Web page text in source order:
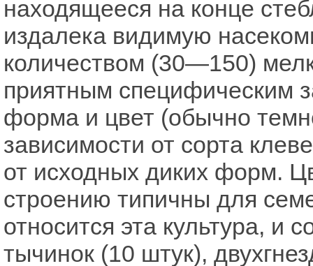
находящееся на конце
издалека видимую
количеством (30—150)
приятным специфическим
форма и цвет (обычно
зависимости от сорта
от исходных диких форм.
строению типичны для
относится эта культура, и
тычинок (10 штук),